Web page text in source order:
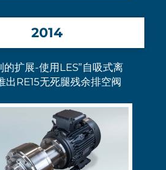
2014
的扩展-使用LES”自吸式离
出RE15无死腿残余排空阀